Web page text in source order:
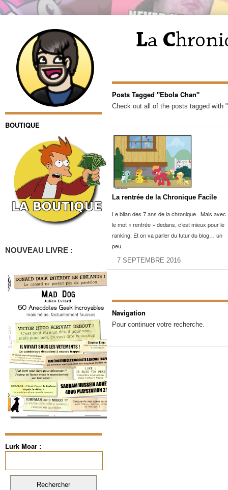
BOUTIQUE
NOUVEAU LIVRE :
Lurk Moar :
Posts Tagged "Ebola Chan"
Check out all of the posts tagged with
La rentrée de la Chronique Facile
Le bilan des 7 ans de la chronique. Mais avec
le mot « rentrée » dedans, c’est mieux pour le
ranking. Et on va parler du futur du blog… un
peu.
7 SEPTEMBRE 2016
Navigation
Pour continuer votre recherche.